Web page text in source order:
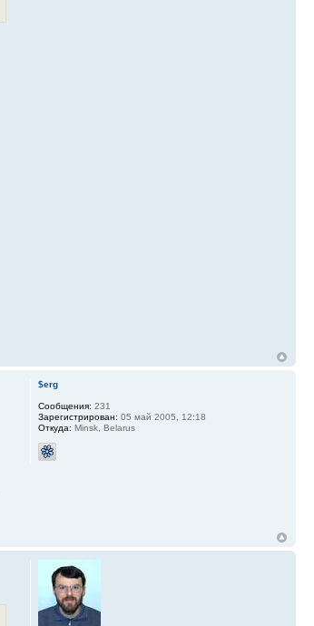
$erg
Сообщения: 231
Зарегистрирован: 05 май 2005, 12:18
Откуда: Minsk, Belarus